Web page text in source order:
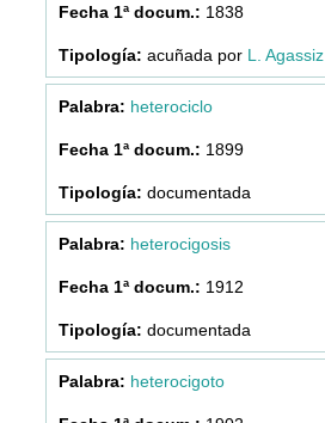
1838
acuñada por L. Agassiz
heterociclo
1899
documentada
heterocigosis
1912
documentada
heterocigoto